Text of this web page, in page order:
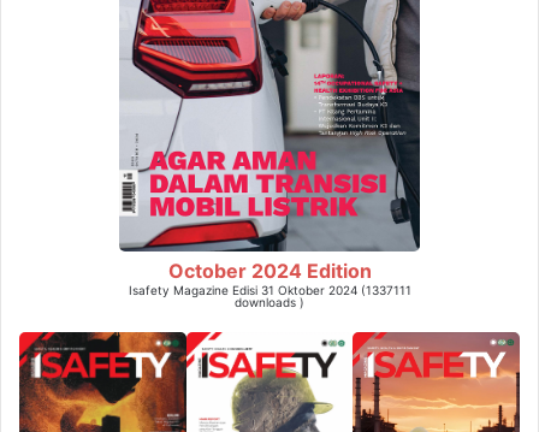
October 2024 Edition
Isafety Magazine Edisi 31 Oktober 2024 (1337111
downloads )